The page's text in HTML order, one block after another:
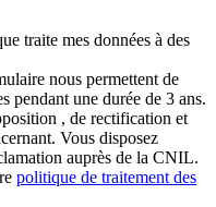
traite mes données à des
nous permettent de
pendant une durée de 3 ans.
, de rectification et
Vous disposez
auprès de la CNIL.
politique de traitement des